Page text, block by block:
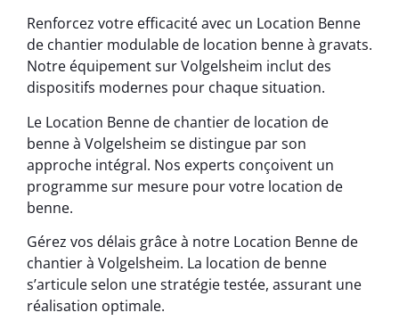
Renforcez votre efficacité avec un Location Benne
de chantier modulable de location benne à gravats.
Notre équipement sur Volgelsheim inclut des
dispositifs modernes pour chaque situation.
Le Location Benne de chantier de location de
benne à Volgelsheim se distingue par son
approche intégral. Nos experts conçoivent un
programme sur mesure pour votre location de
benne.
Gérez vos délais grâce à notre Location Benne de
chantier à Volgelsheim. La location de benne
s’articule selon une stratégie testée, assurant une
réalisation optimale.